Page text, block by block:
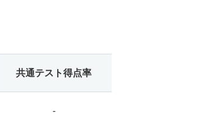
共通テスト得点率
-